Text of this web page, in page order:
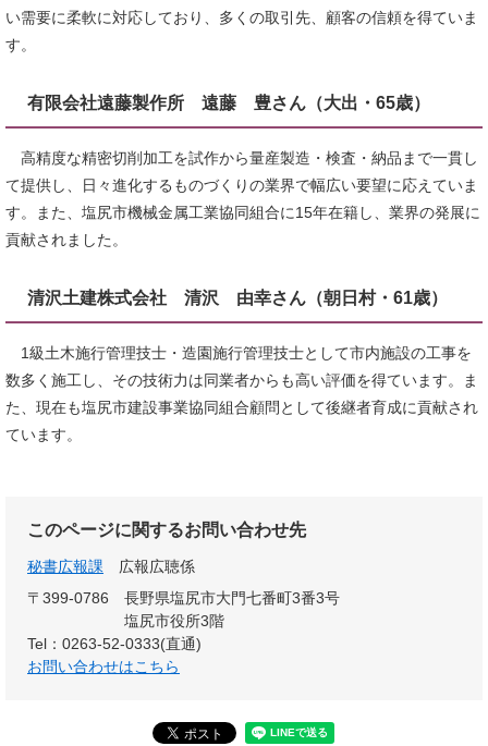
い需要に柔軟に対応しており、多くの取引先、顧客の信頼を得ていま
す。
有限会社遠藤製作所 遠藤 豊さん（大出・65歳）
高精度な精密切削加工を試作から量産製造・検査・納品まで一貫し
て提供し、日々進化するものづくりの業界で幅広い要望に応えていま
す。また、塩尻市機械金属工業協同組合に15年在籍し、業界の発展に
貢献されました。
清沢土建株式会社 清沢 由幸さん（朝日村・61歳）
1級土木施行管理技士・造園施行管理技士として市内施設の工事を
数多く施工し、その技術力は同業者からも高い評価を得ています。ま
た、現在も塩尻市建設事業協同組合顧問として後継者育成に貢献され
ています。
このページに関するお問い合わせ先
秘書広報課
広報広聴係
〒399-0786
長野県塩尻市大門七番町3番3号
塩尻市役所3階
Tel：0263-52-0333(直通)
お問い合わせはこちら